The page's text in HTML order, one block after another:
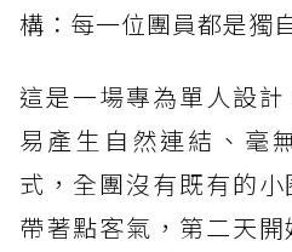
構：每一位團員都是獨
這是一場專為單人設
易產生自然連結、毫
式，全團沒有既有的
帶著點客氣，第二天開